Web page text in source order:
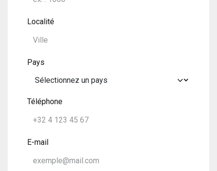
Localité
Pays
Téléphone
E-mail